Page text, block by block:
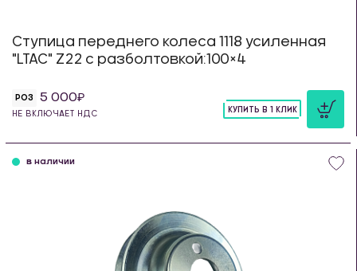
Ступица переднего колеса 1118 усиленная
"LTAC" Z22 с разболтовкой:100×4
РОЗ 5 000
НЕ ВКЛЮЧАЕТ НДС
КУПИТЬ В 1 КЛИК
в наличии